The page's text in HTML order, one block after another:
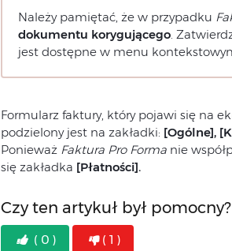
Należy pamiętać, że w przypadku
dokumentu korygującego.
jest dostępne w menu
Formularz faktury, który pojawi się na
podzielony jest na zakładki: [Ogólne],
Ponieważ Faktura Pro Formanie
się zakładka [Płatności].
Czy ten artykuł był pomocny?
( 0 ) ( 1 )